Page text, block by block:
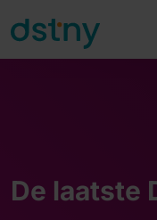
De laatste